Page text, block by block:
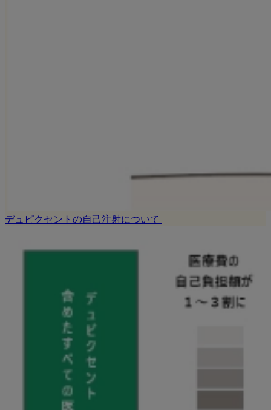
デュピクセントの自己注射について